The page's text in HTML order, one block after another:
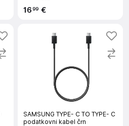
1699 €
SAMSUNG TYPE- C TO TYPE- C
podatkovni kabel črn